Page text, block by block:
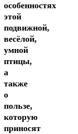
Ю.
Пинюгской
библиотеки
особенностях
этой
подвижной,
весёлой,
умной
птицы,
а
также
о
пользе,
которую
приносят